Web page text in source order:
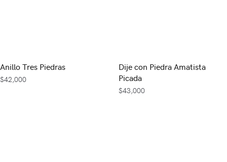
Anillo Tres Piedras
$42,000
Dije con Piedra Amatista
Picada
$43,000